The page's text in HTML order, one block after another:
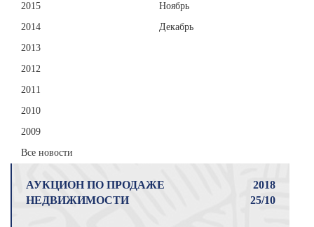
2015
2014
2013
2012
2011
2010
2009
Все новости
Ноябрь
Декабрь
АУКЦИОН ПО ПРОДАЖЕ
НЕДВИЖИМОСТИ
2018
25/10